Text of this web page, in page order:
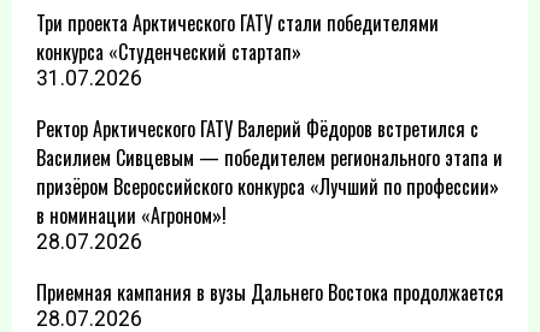
Три проекта Арктического ГАТУ стали победителями
конкурса «Студенческий стартап»
31.07.2026
Ректор Арктического ГАТУ Валерий Фёдоров встретился с
Василием Сивцевым — победителем регионального этапа и
призёром Всероссийского конкурса «Лучший по профессии»
в номинации «Агроном»!
28.07.2026
Приемная кампания в вузы Дальнего Востока продолжается
28.07.2026